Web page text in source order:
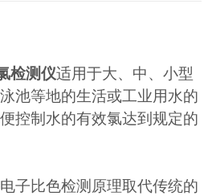
检测仪适用于大、中、小型
池等地的生活或工业用水的
控制水的有效氯达到规定的
子比色检测原理取代传统的